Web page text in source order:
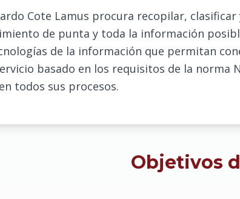
Cote Lamus procura recopilar,
de punta y toda la información
de la información que permitan
basado en los requisitos de la
todos sus procesos.
Objetivos